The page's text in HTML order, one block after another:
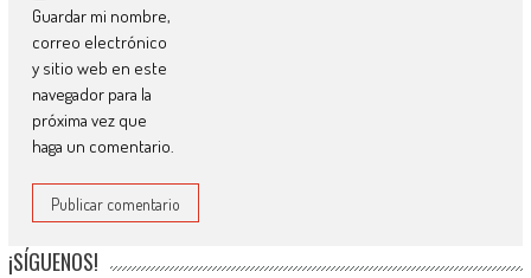
Guardar mi nombre,
correo electrónico
y sitio web en este
navegador para la
próxima vez que
haga un comentario.
¡SÍGUENOS!